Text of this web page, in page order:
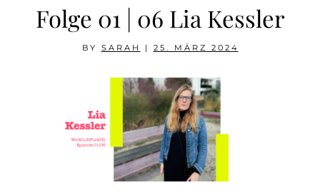
Folge 01 | 06 Lia Kessler
BY SARAH | 25. MÄRZ 2024